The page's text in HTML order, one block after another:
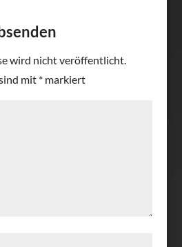
wird nicht veröffentlicht.
mit *markiert